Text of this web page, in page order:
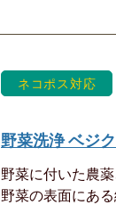
ネコポス対応
野菜洗浄 ベジ
野菜に付いた農
野菜の表面にあ